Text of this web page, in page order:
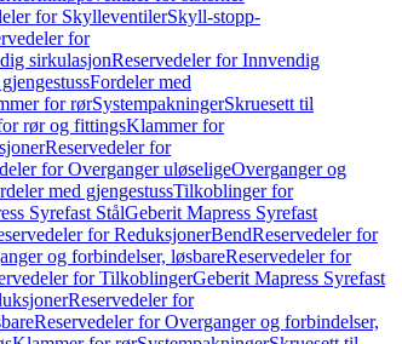
for SkylleventilerSkyll-stopp-
for
sirkulasjonReservedeler for Innvendig
Fordeler med
for rørSystempakningerSkruesett til
rør og fittingsKlammer for
Reservedeler for
for Overganger uløseligeOverganger og
med gjengestussTilkoblinger for
Syrefast StålGeberit Mapress Syrefast
for ReduksjonerBendReservedeler for
og forbindelser, løsbareReservedeler for
for TilkoblingerGeberit Mapress Syrefast
Reservedeler for
Reservedeler for Overganger og forbindelser,